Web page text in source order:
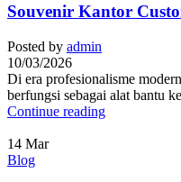
Souvenir Kantor
Posted by admin
10/03/2026
Di era profesionalisme
berfungsi sebagai alat bantu
Continue reading
14 Mar
Blog